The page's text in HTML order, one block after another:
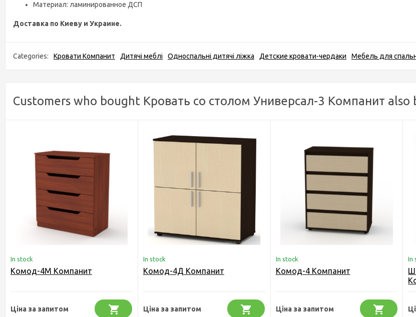
Материал: ламинированное ДСП
Доставка по Киеву и Украине.
Categories: Кровати Компанит Дитячі меблі Односпальні дитячі ліжка Детские кровати-чердаки Мебель для
Customers who bought Кровать со столом Универсал-3 Компанит also
In stock
Комод-4М Компанит
Ціна за запитом
In stock
Комод-4Д Компанит
Ціна за запитом
In stock
Комод-4 Компанит
Ціна за запитом
In